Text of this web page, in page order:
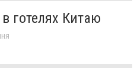
готелях Китаю